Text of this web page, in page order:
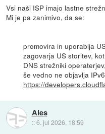
Vsi naši ISP imajo lastne
Mi je pa zanimivo, da se:
promovira in uporablja
zagovarja US storitev,
DNS strežniki operaterjev,
še vedno ne objavlja
https://
Ales
::6. jul 2026, 18:59